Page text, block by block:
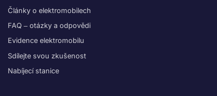
Články o elektromobilech
FAQ – otázky a odpovědi
Evidence elektromobilu
Sdílejte svou zkušenost
Nabíjecí stanice